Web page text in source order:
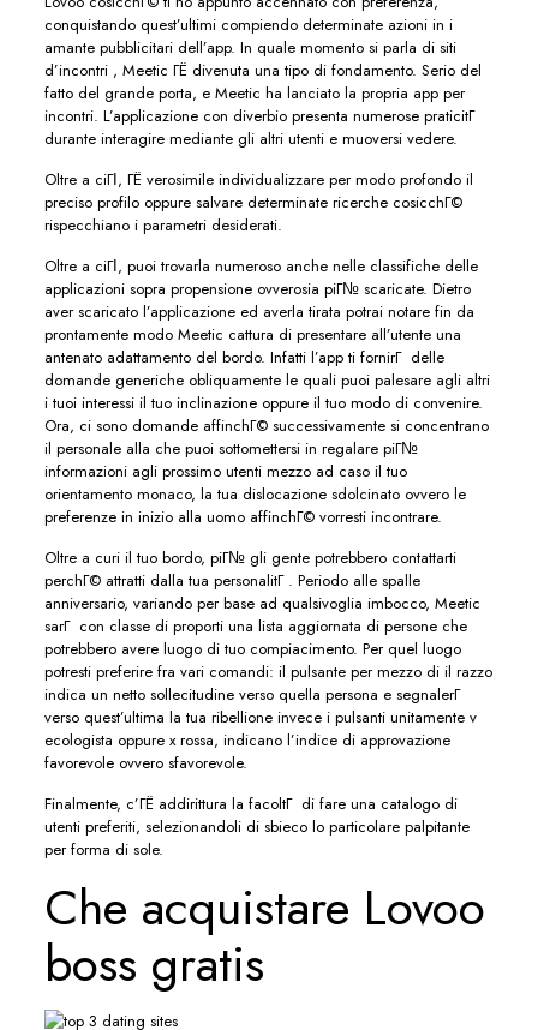
conquistando quest’ultimi compiendo determinate azioni in i
amante pubblicitari dell’app. In quale momento si parla di siti
d’incontri , Meetic ГЁ divenuta una tipo di fondamento. Serio del
fatto del grande porta, e Meetic ha lanciato la propria app per
incontri. L’applicazione con diverbio presenta numerose praticitГ
durante interagire mediante gli altri utenti e muoversi vedere.
Oltre a ciГІ, ГЁ verosimile individualizzare per modo profondo il
preciso profilo oppure salvare determinate ricerche cosicchГ©
rispecchiano i parametri desiderati.
Oltre a ciГІ, puoi trovarla numeroso anche nelle classifiche delle
applicazioni sopra propensione ovverosia piГ№ scaricate. Dietro
aver scaricato l’applicazione ed averla tirata potrai notare fin da
prontamente modo Meetic cattura di presentare all’utente una
antenato adattamento del bordo. Infatti l’app ti fornirГ delle
domande generiche obliquamente le quali puoi palesare agli altri
i tuoi interessi il tuo inclinazione oppure il tuo modo di convenire.
Ora, ci sono domande affinchГ© successivamente si concentrano
il personale alla che puoi sottomettersi in regalare piГ№
informazioni agli prossimo utenti mezzo ad caso il tuo
orientamento monaco, la tua dislocazione sdolcinato ovvero le
preferenze in inizio alla uomo affinchГ© vorresti incontrare.
Oltre a curi il tuo bordo, piГ№ gli gente potrebbero contattarti
perchГ© attratti dalla tua personalitГ . Periodo alle spalle
anniversario, variando per base ad qualsivoglia imbocco, Meetic
sarГ con classe di proporti una lista aggiornata di persone che
potrebbero avere luogo di tuo compiacimento. Per quel luogo
potresti preferire fra vari comandi: il pulsante per mezzo di il razzo
indica un netto sollecitudine verso quella persona e segnalerГ
verso quest’ultima la tua ribellione invece i pulsanti unitamente v
ecologista oppure x rossa, indicano l’indice di approvazione
favorevole ovvero sfavorevole.
Finalmente, c’ГЁ addirittura la facoltГ di fare una catalogo di
utenti preferiti, selezionandoli di sbieco lo particolare palpitante
per forma di sole.
Che acquistare Lovoo
boss gratis